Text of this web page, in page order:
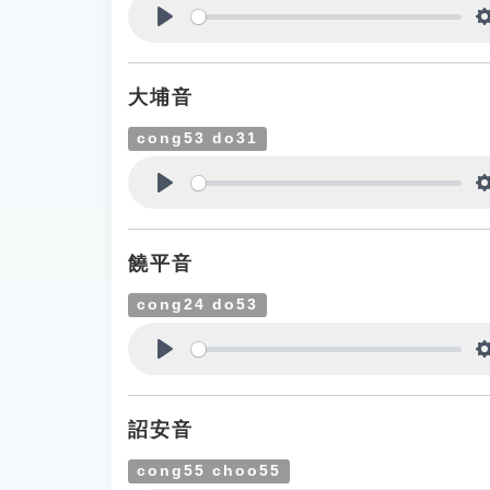
大埔音
cong53 do31
饒平音
cong24 do53
詔安音
cong55 choo55